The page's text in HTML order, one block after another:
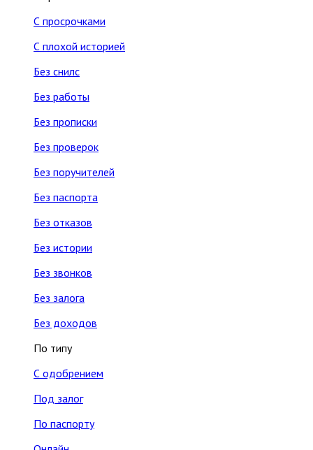
С просрочками
С плохой историей
Без снилс
Без работы
Без прописки
Без проверок
Без поручителей
Без паспорта
Без отказов
Без истории
Без звонков
Без залога
Без доходов
По типу
С одобрением
Под залог
По паспорту